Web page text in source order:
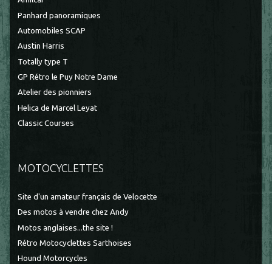
Panhard panoramiques
Automobiles SCAP
Austin Harris
Totally type T
GP Rétro le Puy Notre Dame
Atelier des pionniers
Helica de Marcel Leyat
Classic Courses
MOTOCYCLETTES
Site d'un amateur français de Velocette
Des motos à vendre chez Andy
Motos anglaises...the site !
Rétro Motocyclettes Sarthoises
Hound Motorcycles